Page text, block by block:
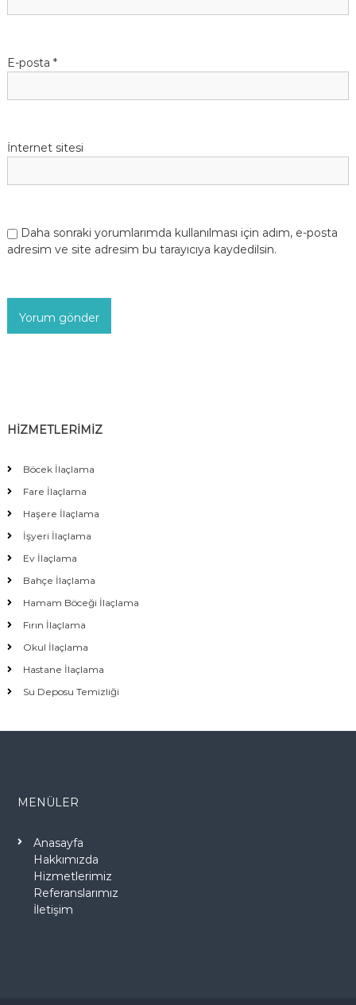
E-posta *
İnternet sitesi
Daha sonraki yorumlarımda kullanılması için adım, e-posta
adresim ve site adresim bu tarayıcıya kaydedilsin.
HİZMETLERİMİZ
Böcek İlaçlama
Fare İlaçlama
Haşere İlaçlama
İşyeri İlaçlama
Ev İlaçlama
Bahçe İlaçlama
Hamam Böceği İlaçlama
Fırın İlaçlama
Okul İlaçlama
Hastane İlaçlama
Su Deposu Temizliği
MENÜLER
Anasayfa
Hakkımızda
Hizmetlerimiz
Referanslarımız
İletişim